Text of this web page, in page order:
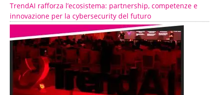
TrendAI rafforza l’ecosistema: partnership, competenze e
innovazione per la cybersecurity del futuro